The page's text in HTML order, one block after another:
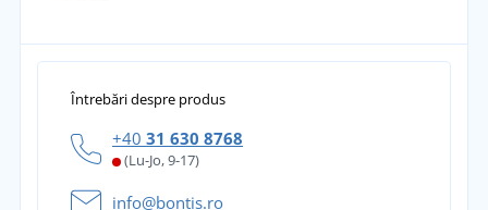
Întrebări despre produs
+40 31 630 8768
(Lu-Jo, 9-17)
info@bontis.ro